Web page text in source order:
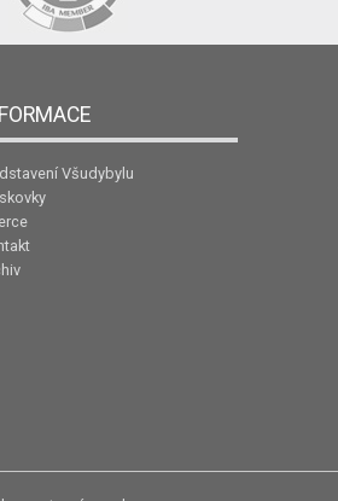
Všudybylu